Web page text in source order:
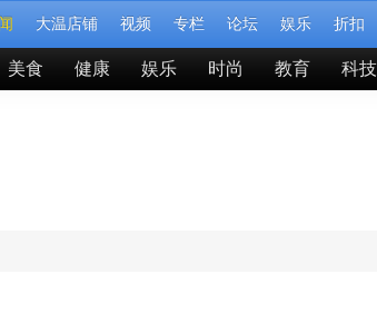
大温店铺 视频 专栏 论坛 娱乐 折扣
美食 健康 娱乐 时尚 教育 科技